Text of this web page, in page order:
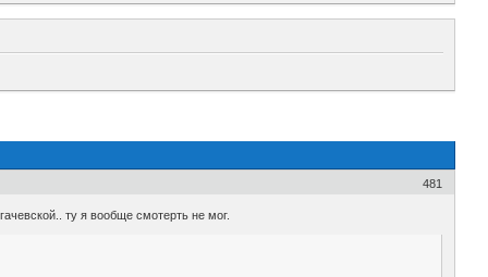
481
ту я вообще смотерть не мог.